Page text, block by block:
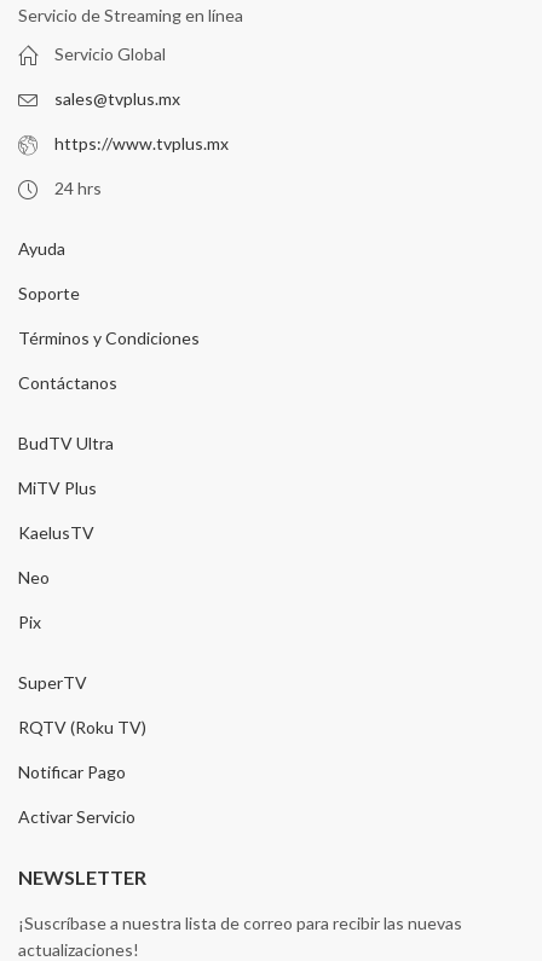
Servicio de Streaming en línea
Servicio Global
sales@tvplus.mx
https://www.tvplus.mx
24 hrs
Ayuda
Soporte
Términos y Condiciones
Contáctanos
BudTV Ultra
MiTV Plus
KaelusTV
Neo
Pix
SuperTV
RQTV (Roku TV)
Notificar Pago
Activar Servicio
NEWSLETTER
¡Suscríbase a nuestra lista de correo para recibir las nuevas
actualizaciones!